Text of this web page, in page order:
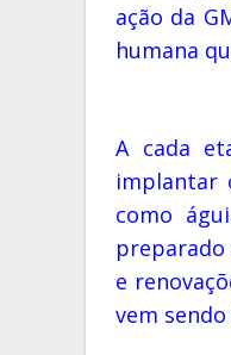
ação da
humana
A cada
implantar
como
e
vem